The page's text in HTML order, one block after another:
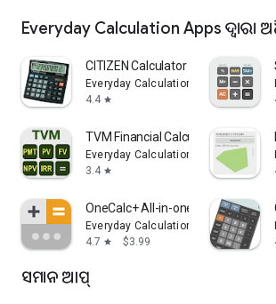
Everyday Calculation Apps ଦ୍ୱାରା
CITIZEN Calculator
Everyday Calculation Apps
4.4 star
TVM Financial Calculator
Everyday Calculation Apps
3.4 star
OneCalc+ All-in-one Calculator
Everyday Calculation Apps
4.7 star $3.99
ସମାନ ଆପ୍‍